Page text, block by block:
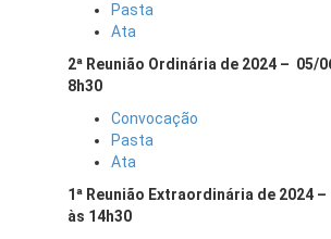
Pasta
Ata
2ª Reunião Ordinária de 2024 – 05/
8h30
Convocação
Pasta
Ata
1ª Reunião Extraordinária de 2024
às 14h30